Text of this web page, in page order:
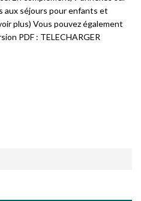
séjours pour enfants et
plus) Vous pouvez également
PDF : TELECHARGER